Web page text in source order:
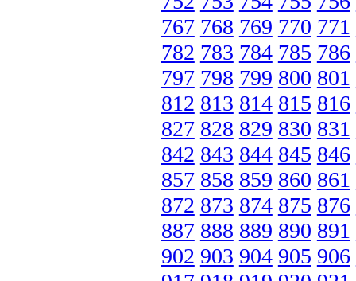
767 768 769 770 771
782 783 784 785 786
797 798 799 800 801
812 813 814 815 816
827 828 829 830 831
842 843 844 845 846
857 858 859 860 861
872 873 874 875 876
887 888 889 890 891
902 903 904 905 906